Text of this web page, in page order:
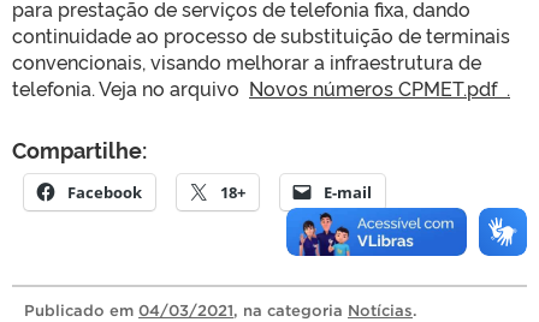
para prestação de serviços de telefonia fixa, dando
continuidade ao processo de substituição de terminais
convencionais, visando melhorar a infraestrutura de
telefonia. Veja no arquivo Novos números CPMET.pdf .
Compartilhe:
Facebook 18+ E-mail
Publicado em 04/03/2021, na categoria Notícias.